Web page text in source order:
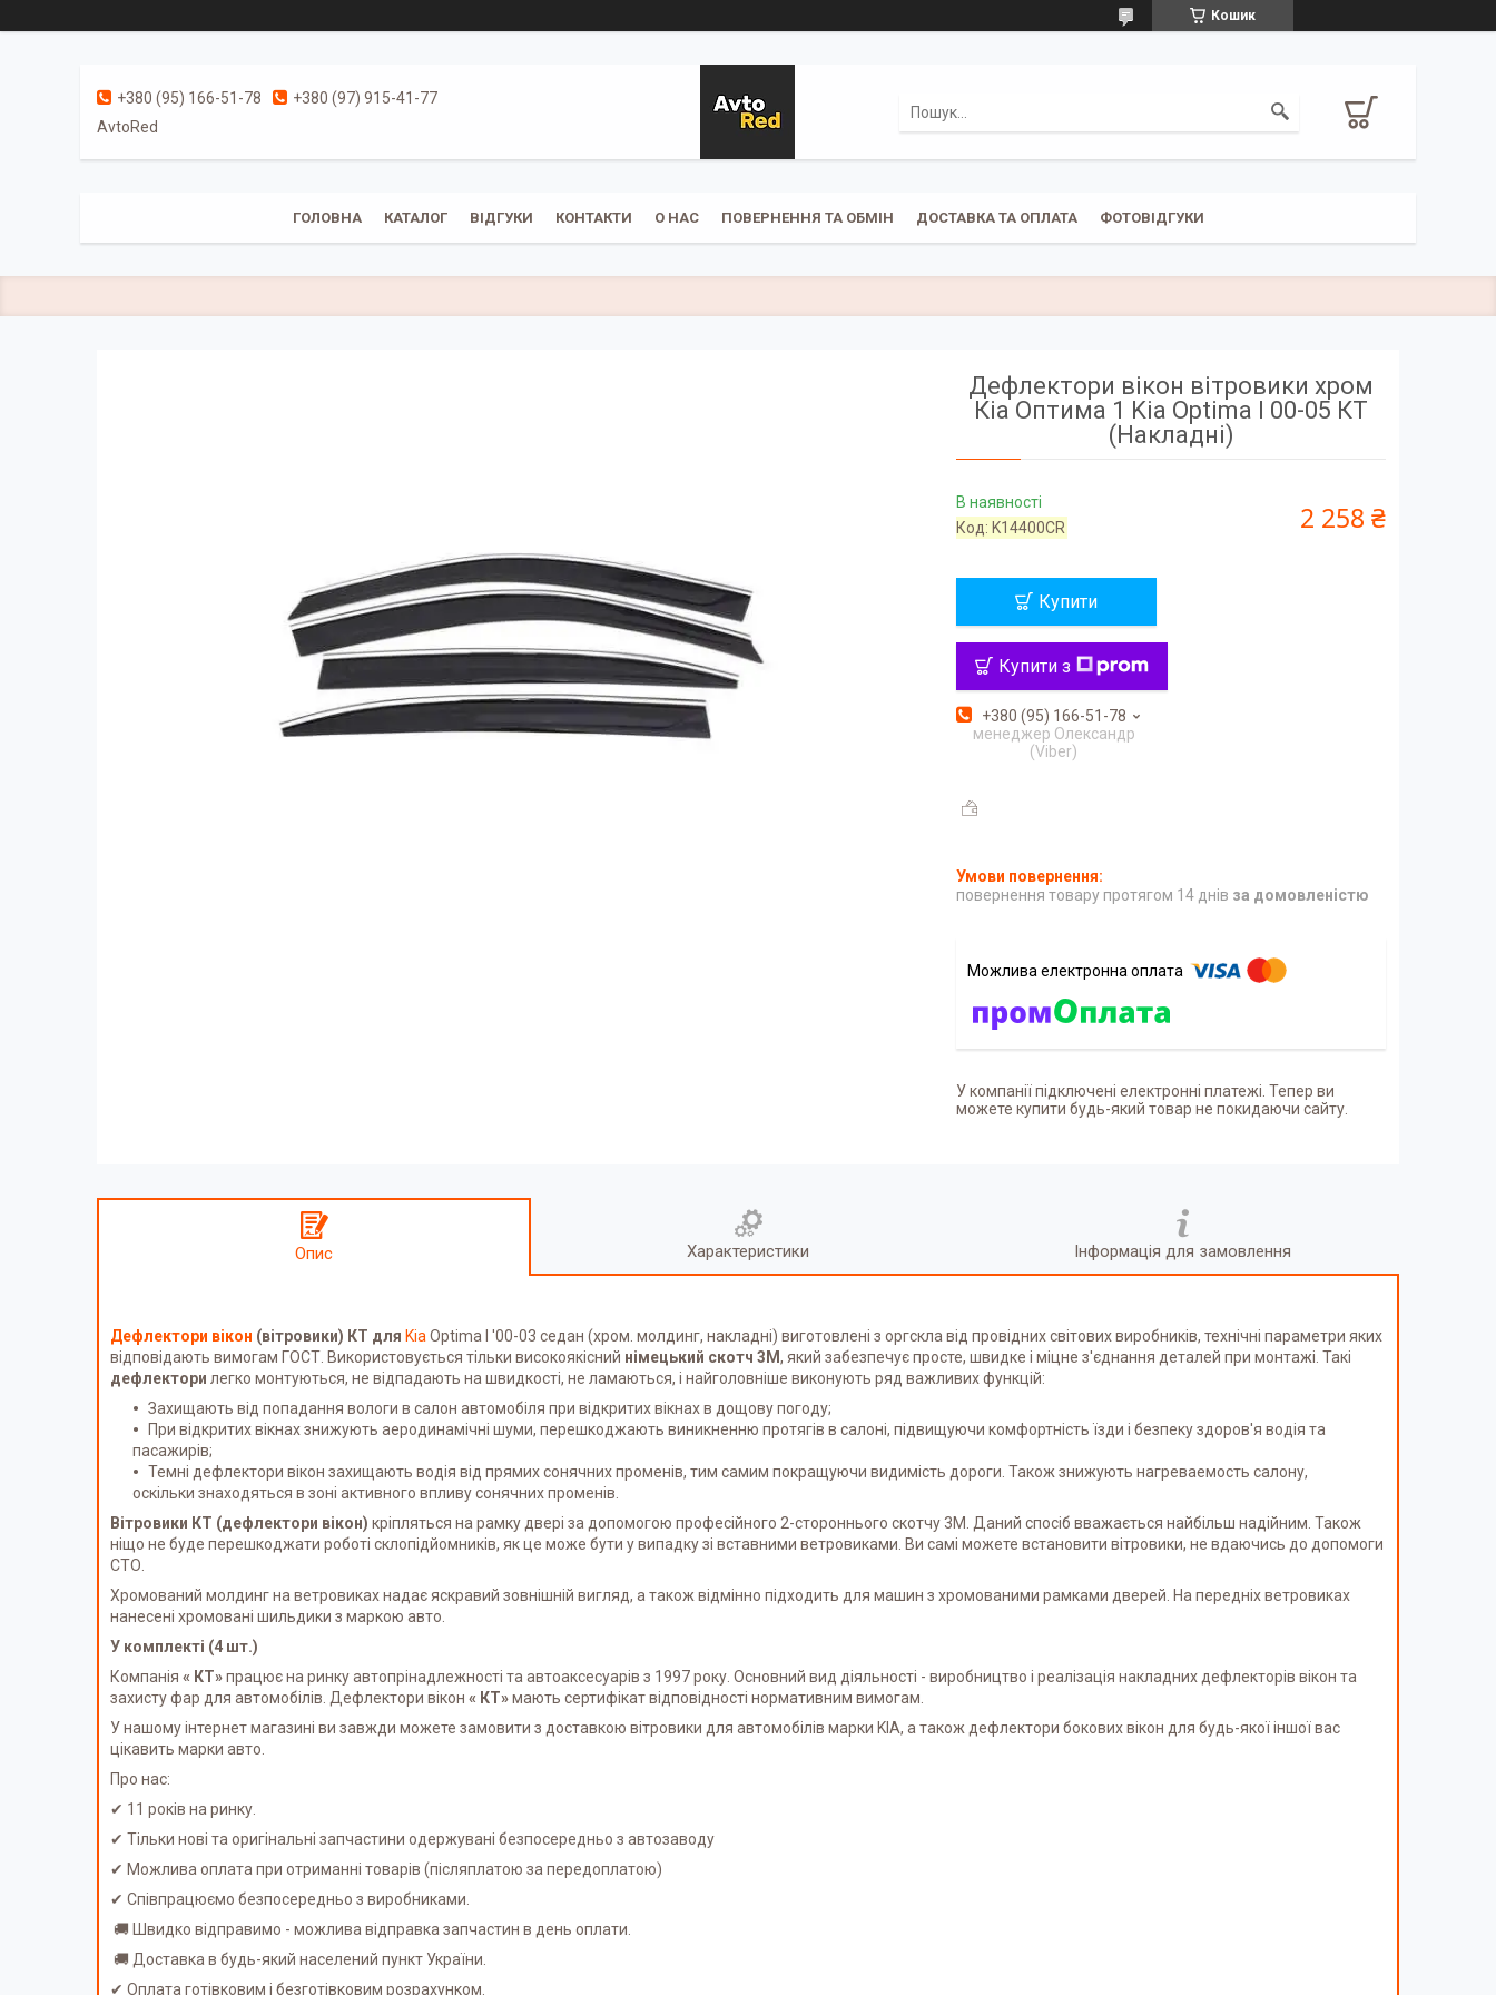
Кошик
+380 (95) 166-51-78
+380 (97) 915-41-77
AvtoRed
ГОЛОВНА КАТАЛОГ ВІДГУКИ КОНТАКТИ О НАС ПОВЕРНЕННЯ ТА ОБМІН ДОСТАВКА ТА ОПЛАТА ФОТОВІДГУКИ
Дефлектори вікон вітровики хром
Кіа Оптима 1 Kia Optima I 00-05 КТ
(Накладні)
В наявності
Код: K14400CR 2 258 ₴
Купити
Купити з
+380 (95) 166-51-78
менеджер Олександр
(Viber)
повернення товару протягом 14 днів за домовленістю
У компанії підключені електронні платежі. Тепер ви
можете купити будь-який товар не покидаючи сайту.
Опис Характеристики Інформація для замовлення
Дефлектори вікон (вітровики) КТ для Kia Optima I '00-03 седан (хром. молдинг, накладні) виготовлені з оргскла від провідних світових виробників, технічні параметри яких
відповідають вимогам ГОСТ. Використовується тільки високоякісний німецький скотч 3М, який забезпечує просте, швидке і міцне з'єднання деталей при монтажі. Такі
дефлектори легко монтуються, не відпадають на швидкості, не ламаються, і найголовніше виконують ряд важливих функцій:
Захищають від попадання вологи в салон автомобіля при відкритих вікнах в дощову погоду;
При відкритих вікнах знижують аеродинамічні шуми, перешкоджають виникненню протягів в салоні, підвищуючи комфортність їзди і безпеку здоров'я водія та
пасажирів;
Темні дефлектори вікон захищають водія від прямих сонячних променів, тим самим покращуючи видимість дороги. Також знижують нагреваемость салону,
оскільки знаходяться в зоні активного впливу сонячних променів.
Вітровики КТ (дефлектори вікон) кріпляться на рамку двері за допомогою професійного 2-стороннього скотчу 3M. Даний спосіб вважається найбільш надійним. Також
ніщо не буде перешкоджати роботі склопідйомників, як це може бути у випадку зі вставними ветровиками. Ви самі можете встановити вітровики, не вдаючись до допомоги
СТО.
Хромований молдинг на ветровиках надає яскравий зовнішній вигляд, а також відмінно підходить для машин з хромованими рамками дверей. На передніх ветровиках
нанесені хромовані шильдики з маркою авто.
У комплекті (4 шт.)
Компанія « КТ»працює на ринку автопрінадлежності та автоаксесуарів з 1997 року. Основний вид діяльності - виробництво і реалізація накладних дефлекторів вікон та
захисту фар для автомобілів. Дефлектори вікон « КТ»мають сертифікат відповідності нормативним вимогам.
У нашому інтернет магазині ви завжди можете замовити з доставкою вітровики для автомобілів марки KIA, а також дефлектори бокових вікон для будь-якої іншої вас
цікавить марки авто.
Про нас:
✔ 11 років на ринку.
✔ Тільки нові та оригінальні запчастини одержувані безпосередньо з автозаводу
✔ Можлива оплата при отриманні товарів (післяплатою за передоплатою)
✔ Співпрацюємо безпосередньо з виробниками.
🚚 Швидко відправимо - можлива відправка запчастин в день оплати.
🚚 Доставка в будь-який населений пункт України.
✔ Оплата готівковим і безготівковим розрахунком.